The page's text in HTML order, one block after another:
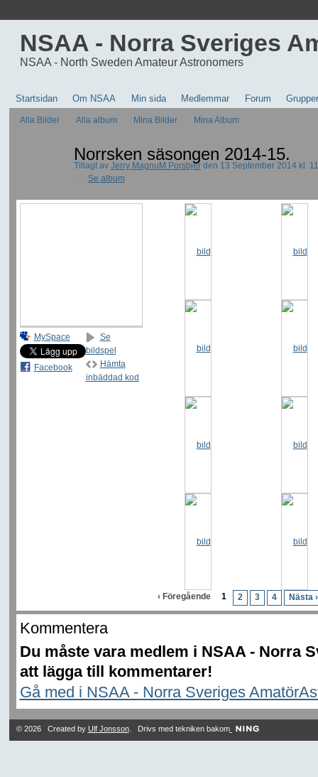
NSAA - Norra Sveriges
NSAA - North Sweden Amateur Astronomers
Startsidan Om NSAA Min sida Medlemmar Forum
Alla Bilder Alla album Mina Bilder Mina Album
Norrsken säsongen 2014-15.
Tillagt av Jerry MagnuM Porsbjerden 13 September 2014 kl.
Se album
MySpace
Facebook
Se
bildspel
Hämta
inbäddad kod
‹ Föregående 1 2 3 4 Nästa ›
Kommentera
Du måste vara medlem i NSAA - Norra
att lägga till kommentarer!
Gå med i NSAA - Norra Sveriges
© 2026 Created by Ulf Jonsson. Drivs med tekniken bakom